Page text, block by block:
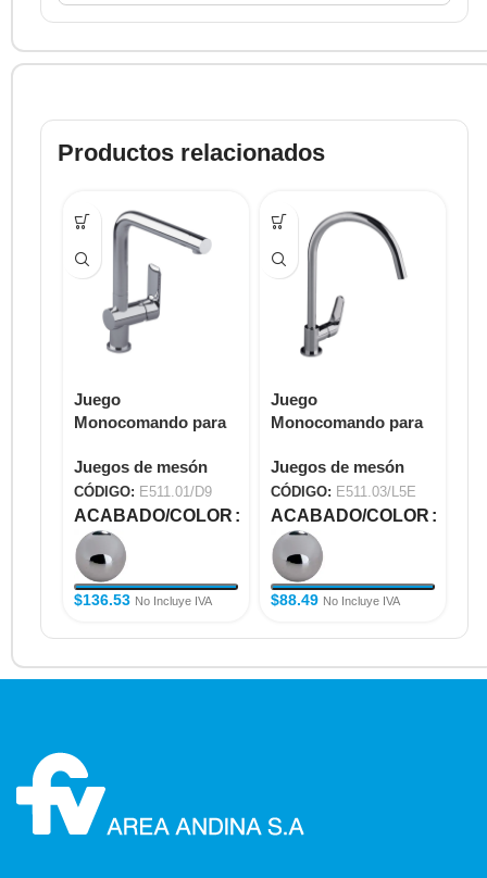
Productos relacionados
Juego
Monocomando para
E511.01/D9
Juegos de mesón
CÓDIGO: E511.01/D9
ACABADO/COLOR
$136.53 No Incluye IVA
Juego
Monocomando para
E511.03/L5E
Juegos de mesón
CÓDIGO: E511.03/L5E
ACABADO/COLOR
$88.49 No Incluye IVA